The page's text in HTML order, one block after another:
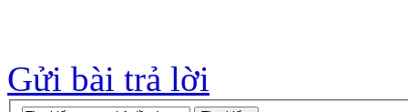
Gửi bài trả lời